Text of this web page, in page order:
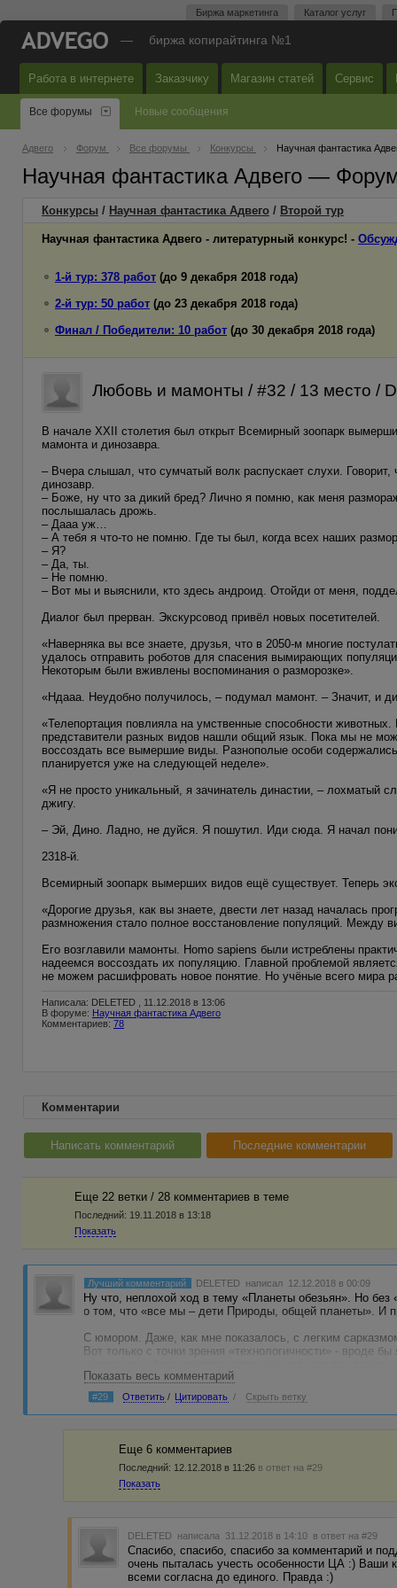
Биржа маркетинга Каталог услуг
— биржа копирайтинга №1
Работа в интернете Заказчику Магазин статей Сервис
Все форумы Новые сообщения
Адвего Форум Все форумы Конкурсы Научная фантастика
Научная фантастика Адвего —
Конкурсы / Научная фантастика Адвего / Второй тур
Научная фантастика Адвего - литературный конкурс! -
1-й тур: 378 работ (до 9 декабря 2018 года)
2-й тур: 50 работ (до 23 декабря 2018 года)
Финал / Победители: 10 работ (до 30 декабря 2018 года)
Любовь и мамонты / #32 / 13 место /
В начале XXII столетия был открыт Всемирный зоопарк
мамонта и динозавра.
– Вчера слышал, что сумчатый волк распускает слухи.
динозавр.
– Боже, ну что за дикий бред? Лично я помню, как меня
послышалась дрожь.
– Дааа уж…
– А тебя я что-то не помню. Где ты был, когда всех наших
– Я?
– Да, ты.
– Не помню.
– Вот мы и выяснили, кто здесь андроид. Отойди от меня,
Диалог был прерван. Экскурсовод привёл новых посетителей.
«Наверняка вы все знаете, друзья, что в 2050-м многие
удалось отправить роботов для спасения вымирающих
Некоторым были вживлены воспоминания о разморозке».
«Ндааа. Неудобно получилось, – подумал мамонт. – Значит, и
«Телепортация повлияла на умственные способности
представители разных видов нашли общий язык. Пока мы не
воссоздать все вымершие виды. Разнополые особи
планируется уже на следующей неделе».
«Я не просто уникальный, я зачинатель династии, – лохматый
джигу.
– Эй, Дино. Ладно, не дуйся. Я пошутил. Иди сюда. Я начал
2318-й.
Всемирный зоопарк вымерших видов ещё существует. Теперь
«Дорогие друзья, как вы знаете, двести лет назад началась
размножения стало полное восстановление популяций.
Его возглавили мамонты. Homo sapiens были истреблены
надеемся воссоздать их популяцию. Главной проблемой
не можем расшифровать новое понятие. Но учёные всего мира
Написала: DELETED , 11.12.2018 в 13:06
В форуме: Научная фантастика Адвего
Комментариев: 78
Комментарии
Написать комментарий Последние комментарии
Еще 22 ветки / 28 комментариев в темe
Последний: 19.11.2018 в 13:18
Показать
Лучший комментарий DELETED написал 12.12.2018 в 00:09
Ну что, неплохой ход в тему «Планеты обезьян». Но
о том, что «все мы – дети Природы, общей планеты». И
С юмором. Даже, как мне показалось, с легким
Вот только с точки зрения «технологичности» - вроде
людей? У которых – «калаши», танки, самолеты,
насоздавали для взаимного истребления к началу XXII
А вот вам ответ. Как могли одетые в звериные шкуры,
высокотехнологичной боевой техники германские и
Да прогнила насквозь империя! И разложилась до
секрет.
Ну, и предатели-аристократы помогли варварам,
И позвольте один совет вашим ученым. По поводу
самцами без любви». Как это «не хотят»? Когда были
рядом совокуплялись, а как беда пришла –
Показать весь комментарий
#29 Ответить / Цитировать / Скрыть ветку
Еще 6 комментариев
Последний: 12.12.2018 в 11:26 в ответ на #29
Показать
DELETED написала 31.12.2018 в 14:10 в ответ на #29
Спасибо, спасибо, спасибо за комментарий и
очень пыталась учесть особенности ЦА :) Ваши
всеми согласна до единого. Правда :)